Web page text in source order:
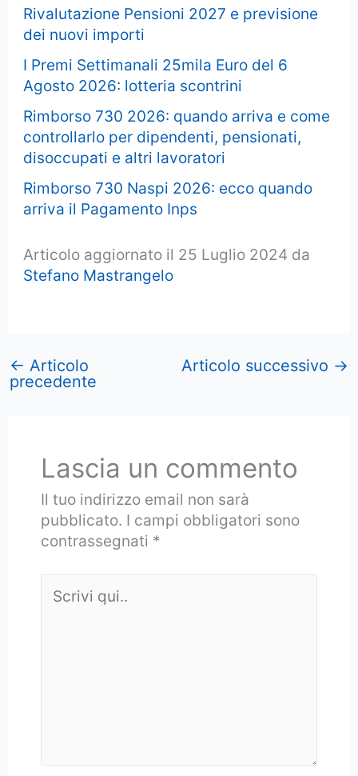
Rivalutazione Pensioni 2027 e previsione
dei nuovi importi
I Premi Settimanali 25mila Euro del 6
Agosto 2026: lotteria scontrini
Rimborso 730 2026: quando arriva e come
controllarlo per dipendenti, pensionati,
disoccupati e altri lavoratori
Rimborso 730 Naspi 2026: ecco quando
arriva il Pagamento Inps
Articolo aggiornato il 25 Luglio 2024 da
Stefano Mastrangelo
← Articolo
precedente
Articolo successivo →
Lascia un commento
Il tuo indirizzo email non sarà
pubblicato. I campi obbligatori sono
contrassegnati *
qui..